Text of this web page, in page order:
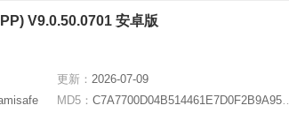
V9.0.50.0701 安卓版
更新： 2026-07-09
MD5： C7A7700D04B514461E7D0F2B9A95C82B